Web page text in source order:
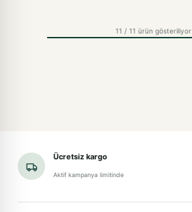
11 / 11 ürün gösteriliyor
Ücretsiz kargo
Aktif kampanya limitinde